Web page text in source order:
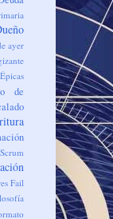
ayer
Épicas
de
Fail